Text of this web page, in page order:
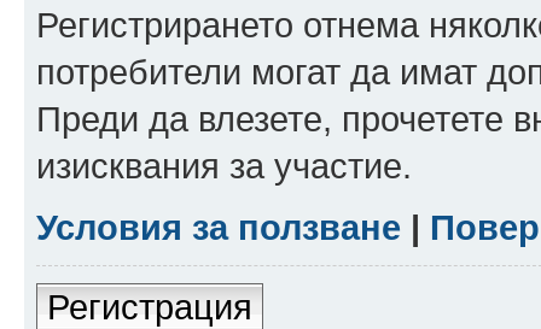
Регистрирането отнема
потребители могат да имат
Преди да влезете, прочетете
изисквания за участие.
Условия за ползване |
Регистрация